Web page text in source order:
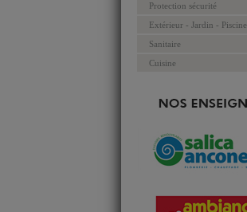
Protection sécurité
Extérieur - Jardin - Piscine
Sanitaire
Cuisine